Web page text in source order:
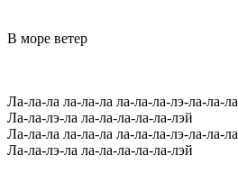
В море ветер
Ла-ла-ла ла-ла-ла ла-ла-ла-лэ-ла-ла-ла
Ла-ла-лэ-ла ла-ла-ла-ла-ла-лэй
Ла-ла-ла ла-ла-ла ла-ла-ла-лэ-ла-ла-ла
Ла-ла-лэ-ла ла-ла-ла-ла-ла-лэй